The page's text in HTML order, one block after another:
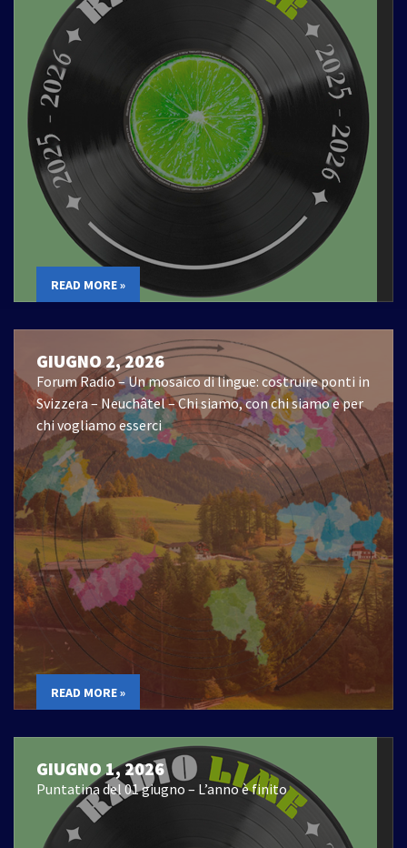
READ MORE »
GIUGNO 2, 2026
Forum Radio – Un mosaico di lingue: costruire ponti in
Svizzera – Neuchâtel – Chi siamo, con chi siamo e per
chi vogliamo esserci
READ MORE »
GIUGNO 1, 2026
Puntatina del 01 giugno – L’anno è finito